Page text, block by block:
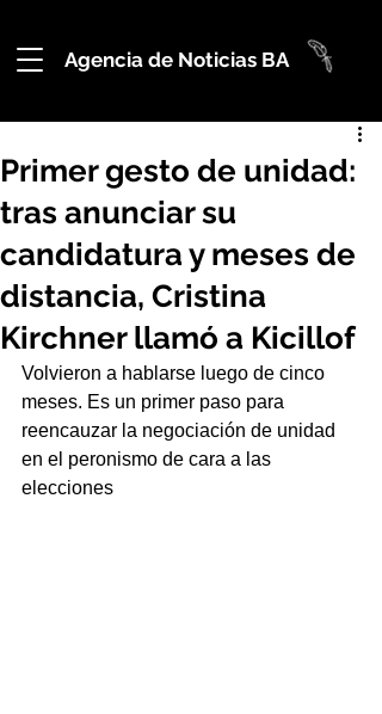
Agencia de Noticias BA
Primer gesto de unidad:
tras anunciar su
candidatura y meses de
distancia, Cristina
Kirchner llamó a Kicillof
Volvieron a hablarse luego de cinco
meses. Es un primer paso para
reencauzar la negociación de unidad
en el peronismo de cara a las
elecciones